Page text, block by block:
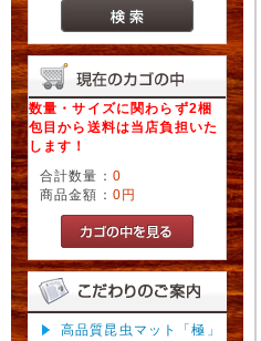
数量・サイズに関わらず2梱
包目から送料は当店負担いた
します！
合計数量： 0
商品金額： 0円
高品質昆虫マット「極」